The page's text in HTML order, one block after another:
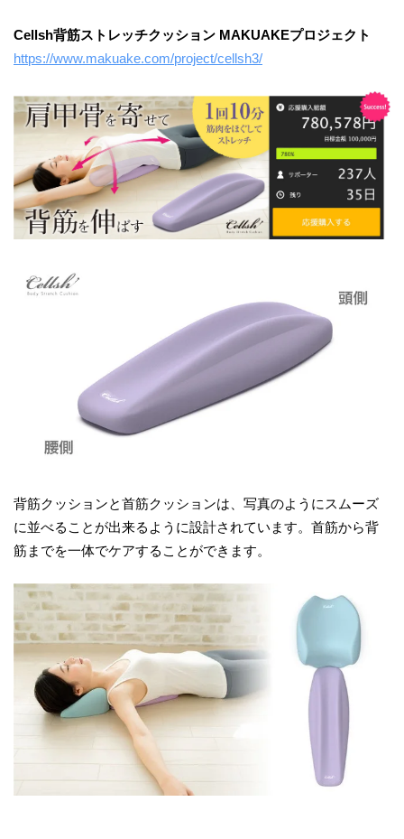
Cellsh背筋ストレッチクッション MAKUAKEプロジェクト
https://www.makuake.com/project/cellsh3/
背筋クッションと首筋クッションは、写真のようにスムーズ
に並べることが出来るように設計されています。首筋から背
筋までを一体でケアすることができます。